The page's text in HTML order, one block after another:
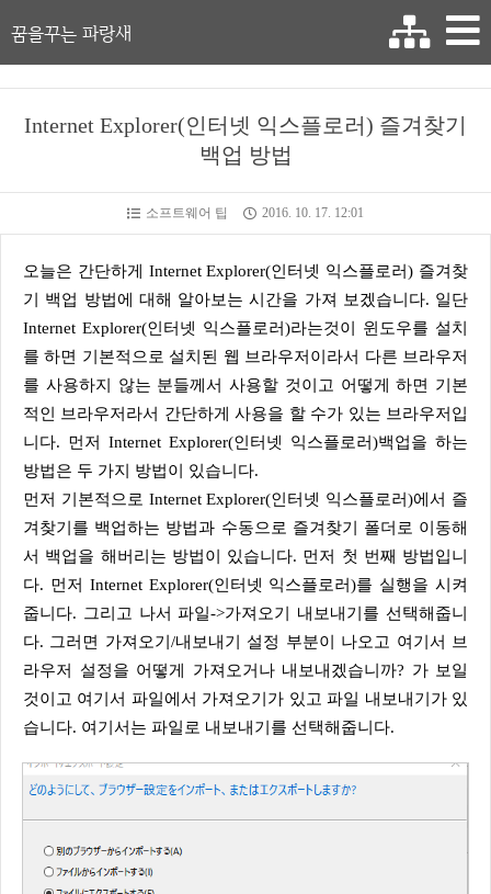
꿈을꾸는 파랑새
Internet Explorer(인터넷 익스플로러) 즐겨찾기
백업 방법
소프트웨어 팁 2016. 10. 17. 12:01
오늘은 간단하게 Internet Explorer(인터넷 익스플로러) 즐겨찾
기 백업 방법에 대해 알아보는 시간을 가져 보겠습니다. 일단
Internet Explorer(인터넷 익스플로러)라는것이 윈도우를 설치
를 하면 기본적으로 설치된 웹 브라우저이라서 다른 브라우저
를 사용하지 않는 분들께서 사용할 것이고 어떻게 하면 기본
적인 브라우저라서 간단하게 사용을 할 수가 있는 브라우저입
니다. 먼저 Internet Explorer(인터넷 익스플로러)백업을 하는
방법은 두 가지 방법이 있습니다.
먼저 기본적으로 Internet Explorer(인터넷 익스플로러)에서 즐
겨찾기를 백업하는 방법과 수동으로 즐겨찾기 폴더로 이동해
서 백업을 해버리는 방법이 있습니다. 먼저 첫 번째 방법입니
다. 먼저 Internet Explorer(인터넷 익스플로러)를 실행을 시켜
줍니다. 그리고 나서 파일->가져오기 내보내기를 선택해줍니
다. 그러면 가져오기/내보내기 설정 부분이 나오고 여기서 브
라우저 설정을 어떻게 가져오거나 내보내겠습니까? 가 보일
것이고 여기서 파일에서 가져오기가 있고 파일 내보내기가 있
습니다. 여기서는 파일로 내보내기를 선택해줍니다.